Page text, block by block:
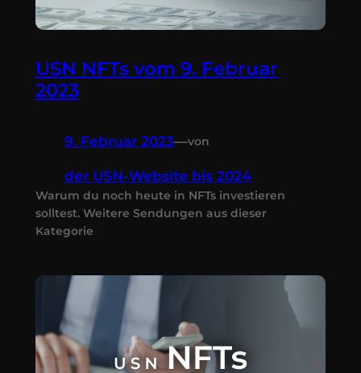
USN NFTs vom 9. Februar
2023
9. Februar 2023—von
der USN-Website bis 2024
Warum du noch heute in NFTs investieren
solltest. Weitere Sendungen aus dieser
Kategorie